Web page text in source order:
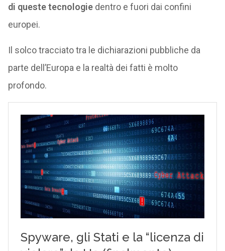
di queste tecnologiedentro e fuori dai confini
europei.
Il solco tracciato tra le dichiarazioni pubbliche da
parte dell’Europa e la realtà dei fatti è molto
profondo.